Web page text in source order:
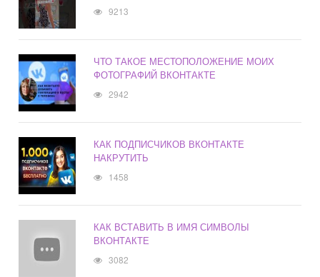
9213
ЧТО ТАКОЕ МЕСТОПОЛОЖЕНИЕ МОИХ
ФОТОГРАФИЙ ВКОНТАКТЕ
2942
КАК ПОДПИСЧИКОВ ВКОНТАКТЕ
НАКРУТИТЬ
1458
КАК ВСТАВИТЬ В ИМЯ СИМВОЛЫ
ВКОНТАКТЕ
3082